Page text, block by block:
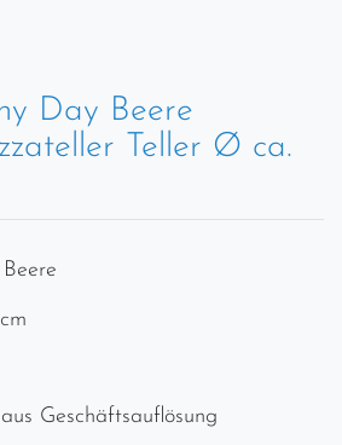
Day Beere
Teller Ø ca.
Geschäftsauflösung